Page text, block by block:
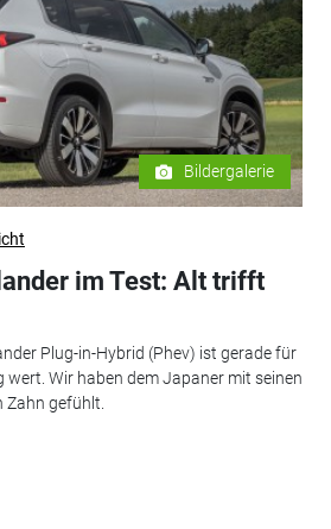
Bildergalerie
im Test: Alt trifft
Plug-in-Hybrid (Phev) ist gerade für
wert. Wir haben dem Japaner mit seinen
Zahn gefühlt.